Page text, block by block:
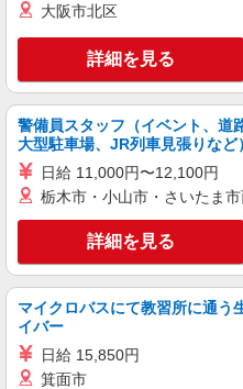
株式会社シエロ
【au】人気
（規定あり） ゜+゜・。○。・゜+゜・。○。・゜
+゜ 入社祝い金10
頂くと, インセン
い・週払い可
+゜・。○。・
東京都大田
キープ
紹介予定派遣
株式会社シエロ
【docomo】
時給1650
+゜ 入社祝い金10
頂くと, インセン
東京都大
大阪市北区
詳細を見る
警備員スタッフ（イベント、道
大型駐車場、JR列車見張りなど）
日給 11,000円〜12,100円
栃木市・小山市・さいたま
詳細を見る
マイクロバスにて教習所に通う
イバー
日給 15,850円
箕面市